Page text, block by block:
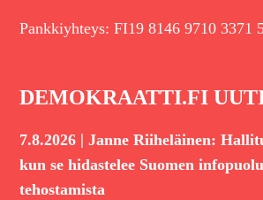
Pankkiyhteys: FI19 8146 9710 3371
DEMOKRAATTI.FI
7.8.2026 |Janne Riiheläinen:
kun se hidastelee Suomen
tehostamista